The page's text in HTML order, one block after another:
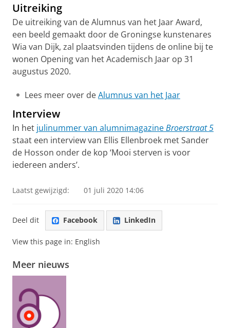
Uitreiking
De uitreiking van de Alumnus van het Jaar Award,
een beeld gemaakt door de Groningse kunstenares
Wia van Dijk, zal plaatsvinden tijdens de online bij te
wonen Opening van het Academisch Jaar op 31
augustus 2020.
Lees meer over deAlumnus van het Jaar
Interview
In het julinummer van alumnimagazineBroerstraat 5
staat een interview van Ellis Ellenbroek met Sander
de Hosson onder de kop ‘Mooi sterven is voor
iedereen anders’.
Laatst gewijzigd: 01 juli 2020 14:06
Deel dit Facebook LinkedIn
View this page in: English
Meer nieuws